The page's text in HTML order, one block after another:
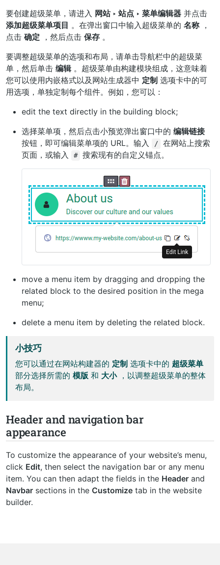
要创建超级菜单，请进入 网站 ‣ 站点 ‣ 菜单编辑器 并点击
添加超级菜单项目 。在弹出窗口中输入超级菜单的 名称，
点击 确定 ，然后点击 保存 。
要调整超级菜单的选项和布局，请单击导航栏中的超级菜
单，然后单击 编辑。超级菜单由构建模块组成，这意味着
您可以使用内嵌格式以及网站生成器中 定制 选项卡中的可
用选项，单独定制每个组件。例如，您可以：
edit the text directly in the building block;
选择菜单项，然后点击小预览弹出窗口中的 编辑链接
按钮，即可编辑菜单项的 URL。输入
/
在网站上搜索
页面，或输入
# 搜索现有的自定义锚点。
move a menu item by dragging and dropping the
related block to the desired position in the mega
menu;
delete a menu item by deleting the related block.
小技巧
您可以通过在网站构建器的 定制 选项卡中的 超级菜单
部分选择所需的 模版 和 大小，以调整超级菜单的整体
布局。
Header and navigation bar
appearance
To customize the appearance of your website’s menu,
click Edit, then select the navigation bar or any menu
item. You can then adapt the fields in the Header and
Navbar sections in the Customize tab in the website
builder.